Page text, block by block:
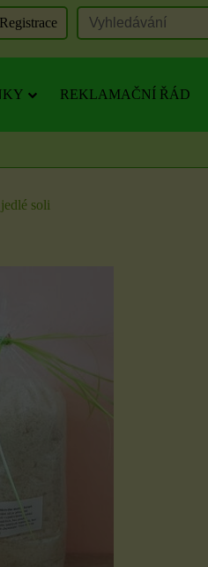
REKLAMAČNÍ ŘÁD
soli